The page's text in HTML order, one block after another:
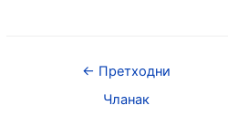
e
b
er e
← Претходни
Чланак